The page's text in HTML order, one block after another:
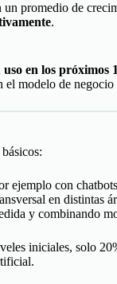
un promedio de
.
en los próximos
el modelo de
ejemplo con
en distintas
y combinando
iniciales, solo